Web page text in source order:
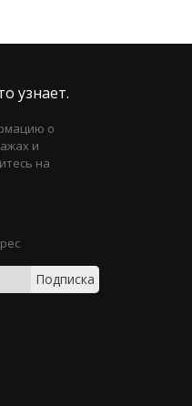
узнает.
о
и
на
Подписка